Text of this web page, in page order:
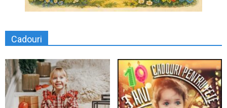
Cadouri